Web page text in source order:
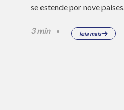
se estende por nove países...
3 min leia mais